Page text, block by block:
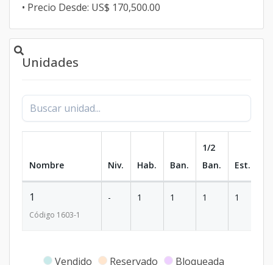
• Precio Desde: US$ 170,500.00
Unidades
Nombre Niv. Hab. Ban.
1/2
Ban.
Est.
1
Código 1603-1
- 1 1 1 1
Vendido Reservado Bloqueada